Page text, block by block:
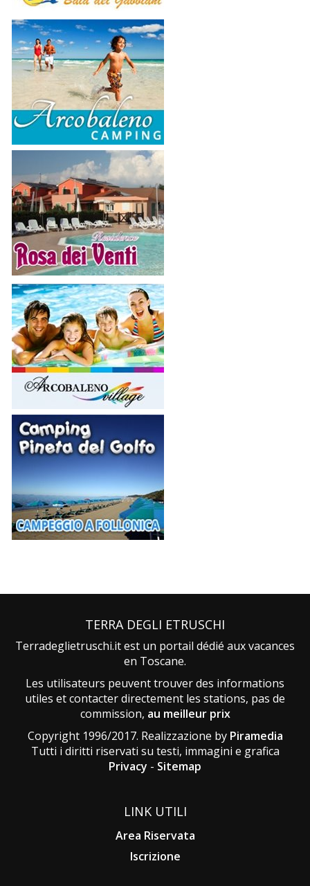
TERRA DEGLI ETRUSCHI
Terradeglietruschi.it est un portail dédié aux vacances
en Toscane.
Les utilisateurs peuvent trouver des informations
utiles et contacter directement les stations, pas de
commission, au meilleur prix
Copyright 1996/2017. Realizzazione by Piramedia
Tutti i diritti riservati su testi, immagini e grafica
Privacy - Sitemap
LINK UTILI
Area Riservata
Iscrizione